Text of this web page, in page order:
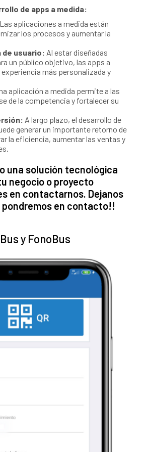
de apps a medida:
Las aplicaciones a medida están
los procesos y aumentar la
de usuario: Al estar diseñadas
un público objetivo, las apps a
más personalizada y
aplicación a medida permite a las
de la competencia y fortalecer su
A largo plazo, el desarrollo de
generar un importante retorno de
la eficiencia, aumentar las ventas y
una solución tecnológica
negocio o proyecto
en contactarnos. Dejanos
en contacto!!
y FonoBus